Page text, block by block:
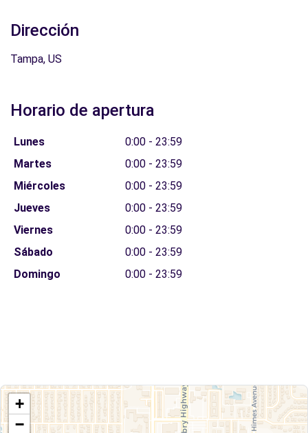
Dirección
Tampa, US
Horario de apertura
Lunes
0:00 - 23:59
Martes
0:00 - 23:59
Miércoles
0:00 - 23:59
Jueves
0:00 - 23:59
Viernes
0:00 - 23:59
Sábado
0:00 - 23:59
Domingo
0:00 - 23:59
+
−